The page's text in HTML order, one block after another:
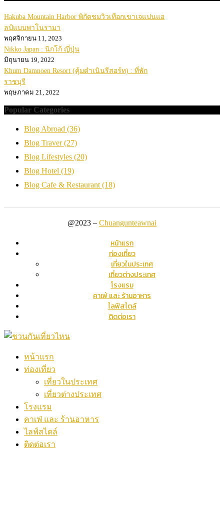
Hakuba Mountain Harbor พิกัดชมวิวเทือกเขาเจแปนแอ
ลป์แบบพาโนรามา
พฤศจิกายน 11, 2023
Nikko Japan : นิกโก้ ญี่ปุ่น
มิถุนายน 19, 2022
Khum Damnoen Resort (คุ้มดำเนินรีสอร์ท) : ที่พัก
ราชบุรี
พฤษภาคม 21, 2022
Popular Categories
Blog Abroad (36)
Blog Traver(27)
Blog Lifestyles (20)
Blog Hotel (19)
Blog Cafe & Restaurant (18)
@2023 – Chuangunteawnai
หน้าแรก
ท่องเที่ยว
เที่ยวในประเทศ
เที่ยวต่างประเทศ
โรงแรม
คาเฟ่ และ ร้านอาหาร
ไลฟ์สไตล์
ติดต่อเรา
หน้าแรก
ท่องเที่ยว
เที่ยวในประเทศ
เที่ยวต่างประเทศ
โรงแรม
คาเฟ่ และ ร้านอาหาร
ไลฟ์สไตล์
ติดต่อเรา